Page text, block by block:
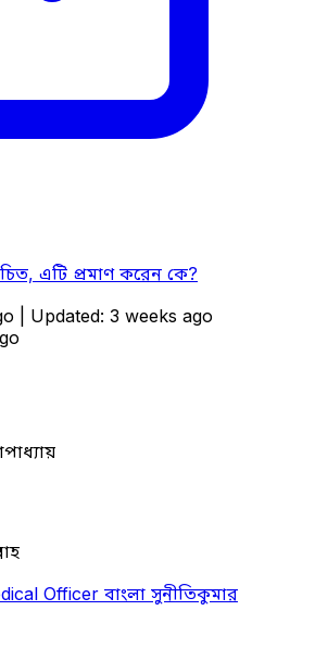
এটি প্রমাণ করেন কে?
| Updated: 3 weeks ago
Officer বাংলা সুনীতিকুমার